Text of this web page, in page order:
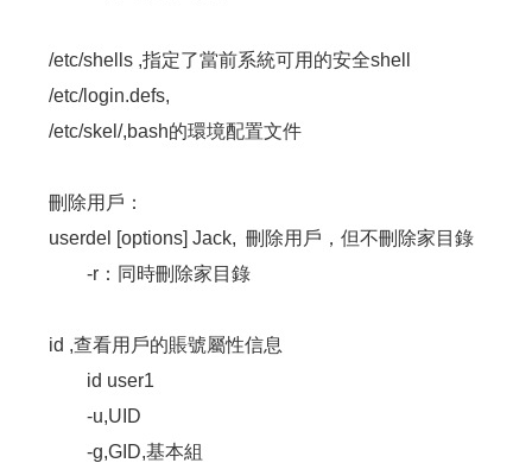
/etc/shells ,指定了當前系統可用的安全shell
/etc/login.defs,
/etc/skel/,bash的環境配置文件
刪除用戶：
userdel [options] Jack, 刪除用戶，但不刪除家目錄
-r：同時刪除家目錄
id ,查看用戶的賬號屬性信息
id user1
-u,UID
-g,GID,基本組